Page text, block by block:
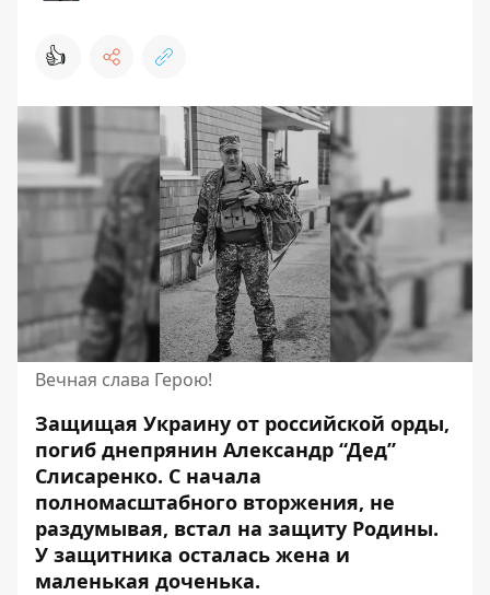
👍
Вечная слава Герою!
Защищая Украину от российской орды,
погиб днепрянин Александр “Дед”
Слисаренко. С начала
полномасштабного вторжения, не
раздумывая, встал на защиту Родины.
У защитника осталась жена и
маленькая доченька.